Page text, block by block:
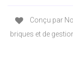
Conçu par
briques et de